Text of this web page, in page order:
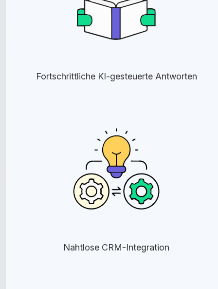
Fortschrittliche KI-gesteuerte Antworten
Nahtlose CRM-Integration